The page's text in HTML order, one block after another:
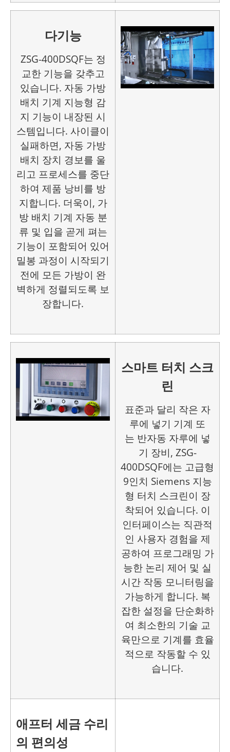
다기능
ZSG-400DSQF는 정
교한 기능을 갖추고
있습니다. 자동 가방
배치 기계 지능형 감
지 기능이 내장된 시
스템입니다. 사이클이
실패하면, 자동 가방
배치 장치 경보를 울
리고 프로세스를 중단
하여 제품 낭비를 방
지합니다. 더욱이, 가
방 배치 기계 자동 분
류 및 입을 곧게 펴는
기능이 포함되어 있어
밀봉 과정이 시작되기
전에 모든 가방이 완
벽하게 정렬되도록 보
장합니다.
스마트 터치 스크
린
표준과 달리 작은 자
루에 넣기 기계 또
는 반자동 자루에 넣
기 장비, ZSG-
400DSQF에는 고급형
9인치 Siemens 지능
형 터치 스크린이 장
착되어 있습니다. 이
인터페이스는 직관적
인 사용자 경험을 제
공하여 프로그래밍 가
능한 논리 제어 및 실
시간 작동 모니터링을
가능하게 합니다. 복
잡한 설정을 단순화하
여 최소한의 기술 교
육만으로 기계를 효율
적으로 작동할 수 있
습니다.
애프터 세금 수리
의 편의성